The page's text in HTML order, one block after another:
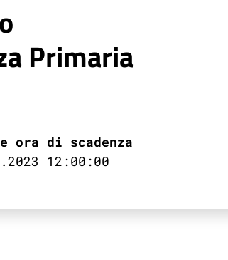
Primaria
ora di scadenza
12:00:00